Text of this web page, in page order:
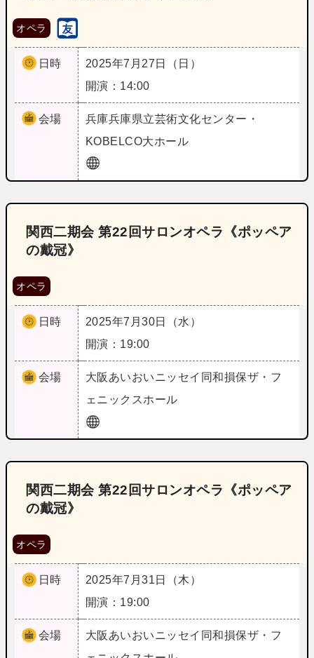
オペラ
日時
2025年7月27日（日）
開演：14:00
会場 兵庫兵庫県立芸術文化センター・
KOBELCO大ホール
関西二期会 第22回サロンオペラ《ポッペア
の戴冠》
オペラ
日時
2025年7月30日（水）
開演：19:00
会場 大阪 あいおいニッセイ同和損保ザ・フ
ェニックスホール
関西二期会 第22回サロンオペラ《ポッペア
の戴冠》
オペラ
日時
2025年7月31日（木）
開演：19:00
会場 大阪 あいおいニッセイ同和損保ザ・フ